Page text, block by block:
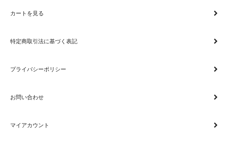
カートを見る
特定商取引法に基づく表記
プライバシーポリシー
お問い合わせ
マイアカウント